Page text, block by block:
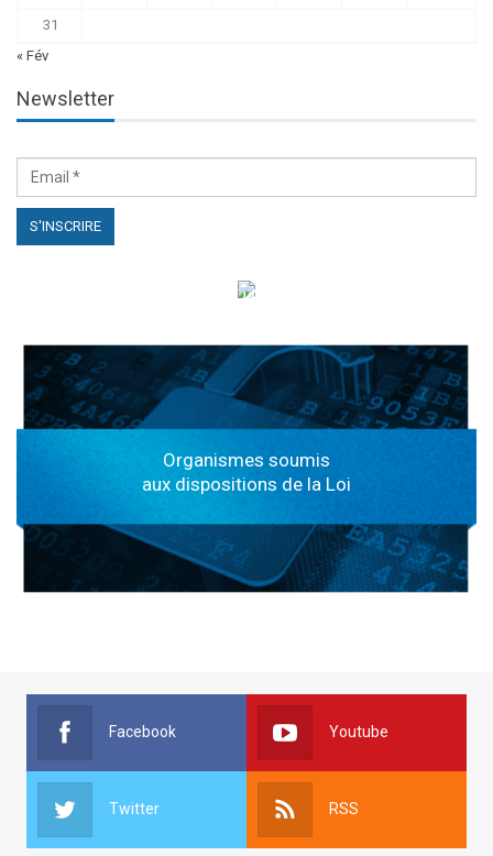
31
« Fév
Newsletter
الهياكل الخاضعة لقانون النفاذ إلى المعلومة
Organismes soumis
aux dispositions de la Loi
Facebook Youtube
Twitter RSS